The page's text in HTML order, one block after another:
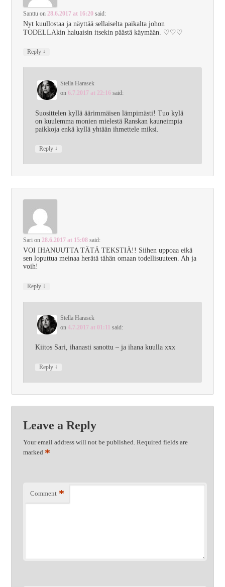
Santtu on 28.6.2017 at 16:20 said:
Nyt kuullostaa ja näyttää sellaiselta paikalta johon
TODELLAkin haluaisin itsekin päästä käymään. ♡♡♡
Reply ↓
Stella Harasek
on 6.7.2017 at 22:16 said:
Suosittelen kyllä äärimmäisen lämpimästi! Tuo kylä
on kuulemma monien mielestä Ranskan kauneimpia
paikkoja enkä kyllä yhtään ihmettele miksi.
Reply ↓
Sari on28.6.2017 at 15:08 said:
VOI IHANUUTTA TÄTÄ TEKSTIÄ!! Siihen uppoaa eikä
sen loputtua meinaa herätä tähän omaan todellisuuteen. Ah ja
voih!
Reply ↓
Stella Harasek
on 4.7.2017 at 01:11 said:
Kiitos Sari, ihanasti sanottu – ja ihana kuulla xxx
Reply ↓
Leave a Reply
Your email address will not be published. Required fields are
marked *
Comment *